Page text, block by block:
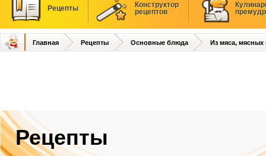
Рецепты
Конструктор
рецептов
Главная Рецепты Основные блюда Из мяса, мясных
Рецепты